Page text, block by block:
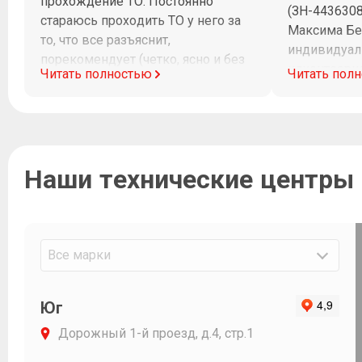
стараюсь проходить ТО у него за
то, что все разъяснит,
порекомендует (четко, ясно и без
заумных слов) и потом все четко и
Читать полностью
(ЗН-
Максима
доходчиво
Огромное
Читать
Наши технические центры
Все марки
Юг
Дорожный 1-й проезд, д.4, стр.1